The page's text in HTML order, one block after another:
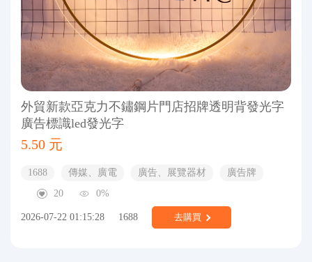
外貿新款亞克力不鏽鋼片門店招牌透明背發光字
廣告標識led發光字
5.50 元
1688 傳媒、廣電 廣告、展覽器材
廣告牌
20
0%
2026-07-22 01:15:28 1688 去購買